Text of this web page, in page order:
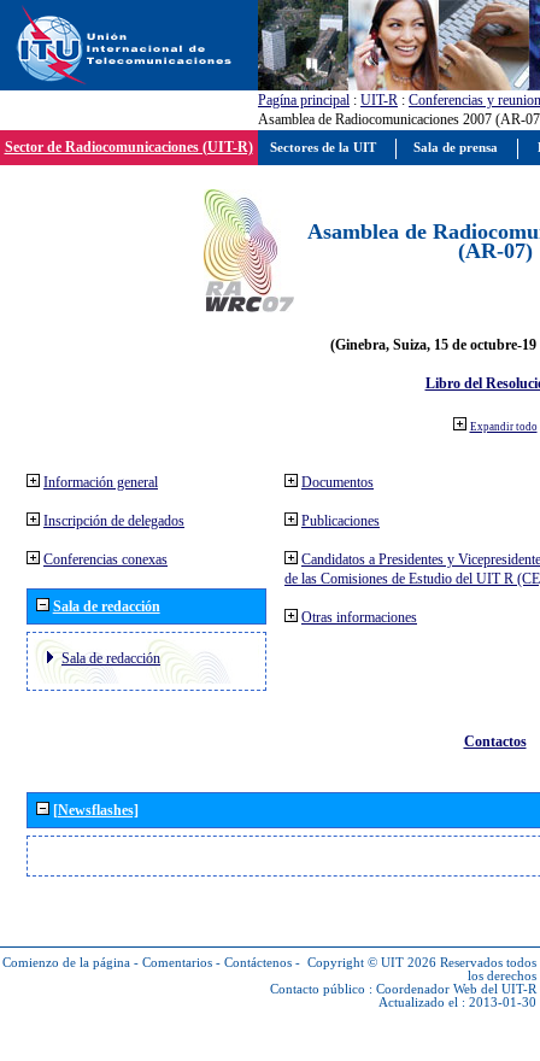
Pagína principal : UIT-R : Conferencias y
Asamblea de Radiocomunicaciones 2007 (AR-
Sector de Radiocomunicaciones (UIT-R)
Asamblea de
(AR-07)
(Ginebra, Suiza, 15 de octubre-19
Libro del
Expandir todo
Información general
Inscripción de delegados
Conferencias conexas
Sala de redacción
Sala de redacción
Documentos
Publicaciones
Candidatos a Presidentes y
de las Comisiones de Estudio del UIT R
Otras informaciones
Contactos
[Newsflashes]
Comienzo de la página - Comentarios - Contáctenos - Copyright © UIT 2026 Reservados todos
los derechos
Contacto público : Coordenador Web del UIT-R
Actualizado el : 2013-01-30
Sectores de la UIT Sala de prensa